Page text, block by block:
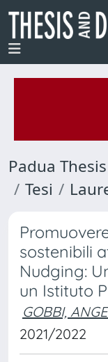
Padua
Tesi
sostenibili
Nudging:
un Istituto
GOBBI,
2021/2022